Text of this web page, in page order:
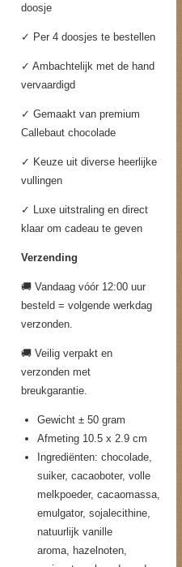
doosje
✓ Per 4 doosjes te bestellen
✓ Ambachtelijk met de hand
vervaardigd
✓ Gemaakt van premium
Callebaut chocolade
✓ Keuze uit diverse heerlijke
vullingen
✓ Luxe uitstraling en direct
klaar om cadeau te geven
Verzending
🚚 Vandaag vóór 12:00 uur
besteld = volgende werkdag
verzonden.
🚚 Veilig verpakt en
verzonden met
breukgarantie.
Gewicht ± 50 gram
Afmeting 10.5 x 2.9 cm
Ingrediënten: chocolade,
suiker, cacaoboter, volle
melkpoeder, cacaomassa,
emulgator, sojalecithine,
natuurlijk vanille
aroma, hazelnoten,